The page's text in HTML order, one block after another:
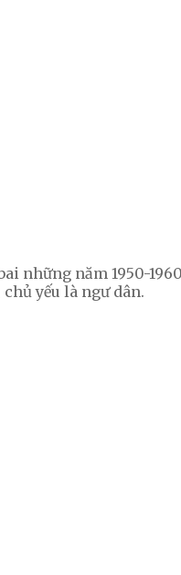
những năm 1950-
yếu là ngư dân.